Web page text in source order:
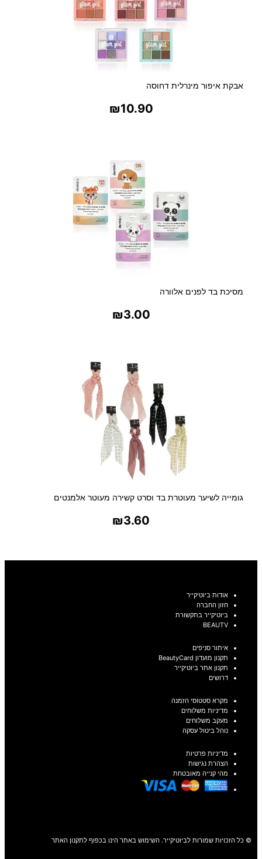
אבקת איפור מינרלית דחוסה
₪10.90
מסיכת בד לפנים אלוורה
₪3.00
גומייה לשיער מעוטרת בד וסרט קשירה מעוטר אלמנטים
₪3.60
אודות ביוטיקייר
חזון החברה
ביוטיקייר בתקשורת
BEAUTV
איתור סניפים
תקנון מועדון BeautyCard
תקנון אתר ביוטיקייר
דרושים
מקרא סטטוסי הזמנה
מדיניות משלוחים
מעקב משלוחים
נוהל ביטול עסקה
מדיניות פרטיות
הצהרת נגישות
מהי קנייה מאובטחת
© כל הזכויות שמורות לביוטיקייר. השימוש באתר הינו בכפוף לתקנון האתר